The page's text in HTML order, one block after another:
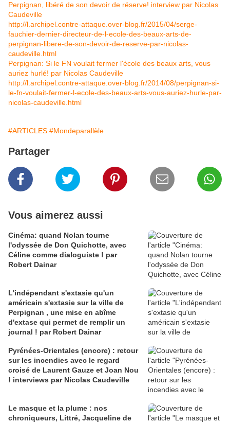
Perpignan, libéré de son devoir de réserve! interview par Nicolas
Caudeville
http://l.archipel.contre-attaque.over-blog.fr/2015/04/serge-
fauchier-dernier-directeur-de-l-ecole-des-beaux-arts-de-
perpignan-libere-de-son-devoir-de-reserve-par-nicolas-
caudeville.html
Perpignan: Si le FN voulait fermer l'école des beaux arts, vous
auriez hurlé! par Nicolas Caudeville
http://l.archipel.contre-attaque.over-blog.fr/2014/08/perpignan-si-
le-fn-voulait-fermer-l-ecole-des-beaux-arts-vous-auriez-hurle-par-
nicolas-caudeville.html
#ARTICLES #Mondeparallèle
Partager
Vous aimerez aussi
Cinéma: quand Nolan tourne
l'odyssée de Don Quichotte, avec
Céline comme dialoguiste ! par
Robert Dainar
L'indépendant s'extasie qu'un
américain s'extasie sur la ville de
Perpignan , une mise en abîme
d'extase qui permet de remplir un
journal ! par Robert Dainar
Pyrénées-Orientales (encore) : retour
sur les incendies avec le regard
croisé de Laurent Gauze et Joan Nou
! interviews par Nicolas Caudeville
Le masque et la plume : nos
chroniqueurs, Littré, Jacqueline de